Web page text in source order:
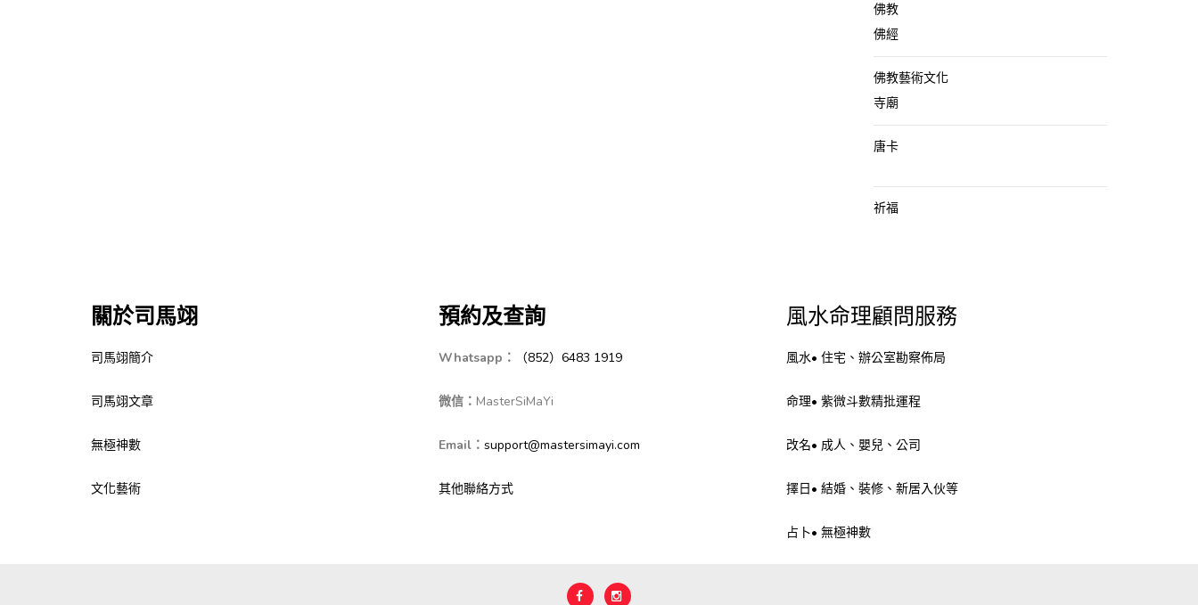
佛教
佛經
佛教藝術文化
寺廟
唐卡
祈福
關於司馬翊
司馬翊簡介
司馬翊文章
無極神數
文化藝術
預約及查詢
Whatsapp： （852）6483 1919
微信： MasterSiMaYi
Email： support@mastersimayi.com
其他聯絡方式
風水命理顧問服務
風水• 住宅、辦公室勘察佈局
命理• 紫微斗數精批運程
改名• 成人、嬰兒、公司
擇日• 結婚、裝修、新居入伙等
占卜• 無極神數